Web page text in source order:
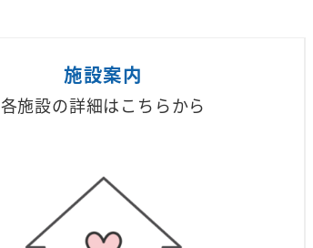
施設案内
各施設の詳細はこちらから